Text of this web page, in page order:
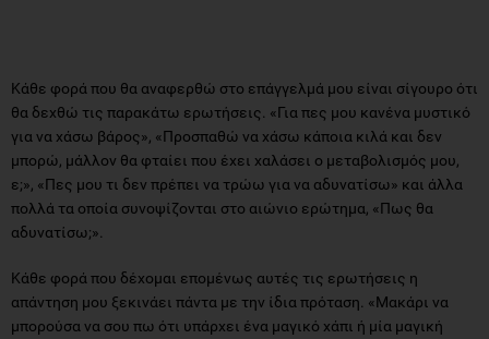
Κάθε φορά που θα αναφερθώ στο επάγγελμά μου είναι σίγουρο ότι
θα δεχθώ τις παρακάτω ερωτήσεις. «Για πες μου κανένα μυστικό
για να χάσω βάρος», «Προσπαθώ να χάσω κάποια κιλά και δεν
μπορώ, μάλλον θα φταίει που έχει χαλάσει ο μεταβολισμός μου,
ε;», «Πες μου τι δεν πρέπει να τρώω για να αδυνατίσω» και άλλα
πολλά τα οποία συνοψίζονται στο αιώνιο ερώτημα, «Πως θα
αδυνατίσω;».
Κάθε φορά που δέχομαι επομένως αυτές τις ερωτήσεις η
απάντηση μου ξεκινάει πάντα με την ίδια πρόταση. «Μακάρι να
μπορούσα να σου πω ότι υπάρχει ένα μαγικό χάπι ή μία μαγική